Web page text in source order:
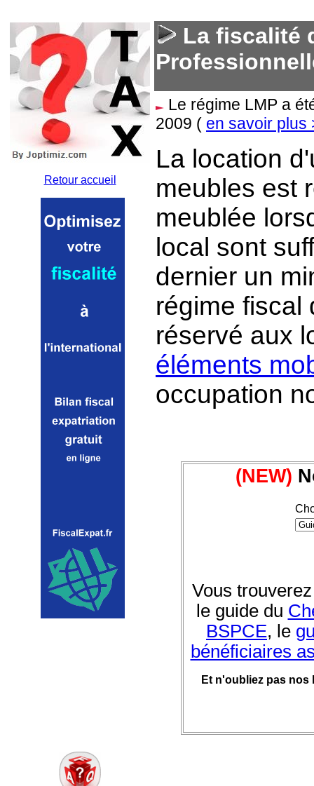
Retour accueil
La fiscalité
Le régime LMP a
2009 ( en savoir plus
La location
meubles est
meublée
local sont
dernier un
régime fiscal
réservé aux
éléments
occupation
(NEW)
Vous
le guide du
BSPCE, le
bénéficiaires
Et n'oubliez pas